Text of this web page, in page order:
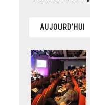
AUJOURD’HUI